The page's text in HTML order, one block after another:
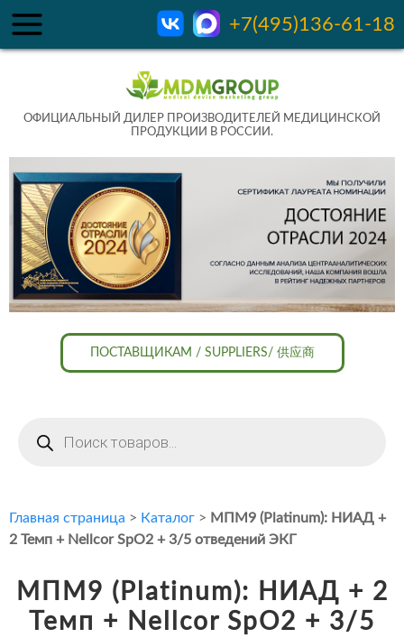
+7(495)136-61-18
ОФИЦИАЛЬНЫЙ ДИЛЕР ПРОИЗВОДИТЕЛЕЙ МЕДИЦИНСКОЙ
ПРОДУКЦИИ В РОССИИ.
ПОСТАВЩИКАМ / SUPPLIERS/ 供应商
товаров
Главная страница > Каталог > МПМ9 (Platinum): НИАД +
2 Темп + Nellcor SpO2 + 3/5 отведений ЭКГ
МПМ9 (Platinum): НИАД + 2
Темп + Nellcor SpO2 + 3/5